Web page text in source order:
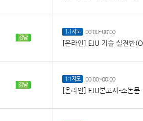
강남
1:1지도 00:00~00:00
[온라인] EJU 기술 실전반
강남
1:1지도 00:00~00:00
[온라인] EJU본고사-소논